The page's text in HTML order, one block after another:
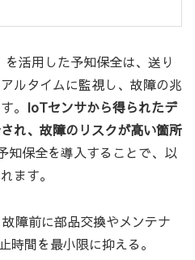
活用した予知保全は、送り
ルタイムに監視し、故障の兆
。 IoTセンサから得られたデ
れ、故障のリスクが高い箇所
知保全を導入することで、以
ます。
故障前に部品交換やメンテナ
時間を最小限に抑える。